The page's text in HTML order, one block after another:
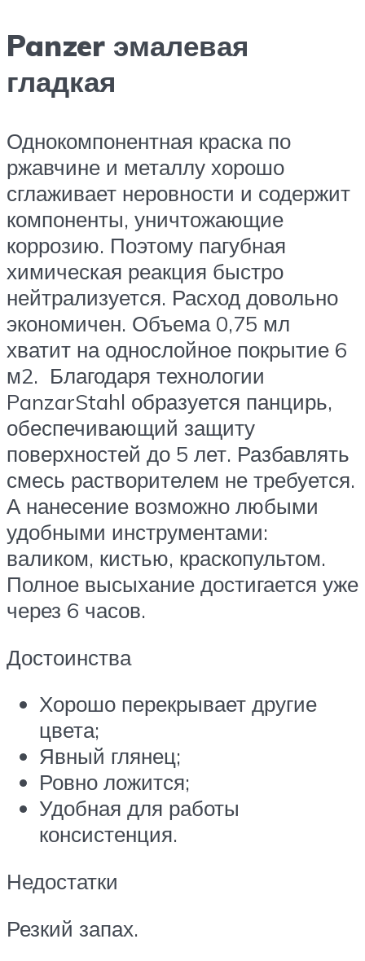
Panzer эмалевая
гладкая
Однокомпонентная краска по
ржавчине и металлу хорошо
сглаживает неровности и содержит
компоненты, уничтожающие
коррозию. Поэтому пагубная
химическая реакция быстро
нейтрализуется. Расход довольно
экономичен. Объема 0,75 мл
хватит на однослойное покрытие 6
м2. Благодаря технологии
PanzarStahl образуется панцирь,
обеспечивающий защиту
поверхностей до 5 лет. Разбавлять
смесь растворителем не требуется.
А нанесение возможно любыми
удобными инструментами:
валиком, кистью, краскопультом.
Полное высыхание достигается уже
через 6 часов.
Достоинства
Хорошо перекрывает другие
цвета;
Явный глянец;
Ровно ложится;
Удобная для работы
консистенция.
Недостатки
Резкий запах.